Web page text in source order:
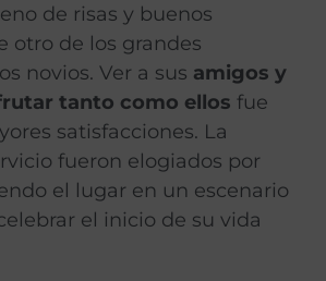
de risas y buenos
otro de los grandes
novios. Ver a sus amigos y
tanto como ellos fue
satisfacciones. La
fueron elogiados por
el lugar en un escenario
el inicio de su vida